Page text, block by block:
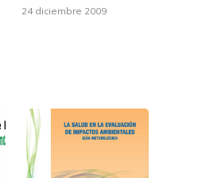
24 diciembre 2009